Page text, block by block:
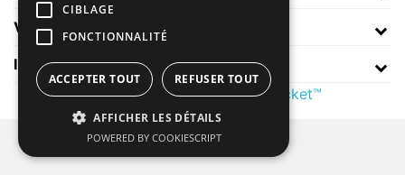
VOTRE COMPTE
INFORMATIONS
© 2026 - Theme by Prestarocket™
CIBLAGE
FONCTIONNALITÉ
ACCEPTER TOUT REFUSER TOUT
AFFICHER LES DÉTAILS
POWERED BY COOKIESCRIPT